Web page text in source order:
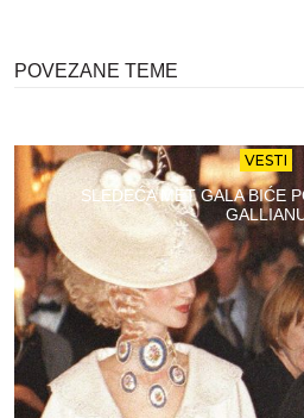
POVEZANE TEME
VESTI
SLEDEĆA MET GALA BIĆE